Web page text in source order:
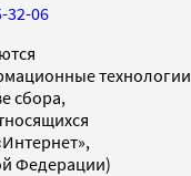
32-06
технологии
сбора,
Федерации)